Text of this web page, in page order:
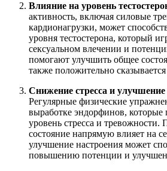
Влияние на уровень
активность, включая силовые
кардионагрузки, может
уровня тестостерона, который
сексуальном влечении и
помогают улучшить общее
также положительно
Снижение стресса и улучшение
Регулярные физические
выработке эндорфинов, которые
уровень стресса и тревожности.
состояние напрямую влияет на
улучшение настроения может
повышению потенции и